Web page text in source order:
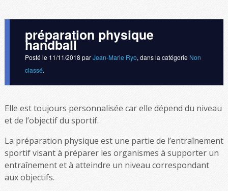
préparation physique
handball
Posté le 11/11/2018 parJean-Marie Ryo, dans la catégorie Non
classé.
Elle est toujours personnalisée car elle dépend du niveau
et de l’objectif du sportif.
La préparation physique est une partie de l’entraînement
sportif visant à préparer les organismes à supporter un
entraînement et à atteindre un niveau correspondant
aux objectifs.